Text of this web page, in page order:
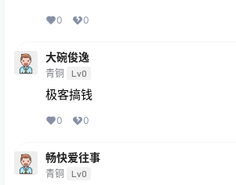
0 0
大碗俊逸
青铜 Lv0
极客搞钱
0 0
畅快爱往事
青铜 Lv0